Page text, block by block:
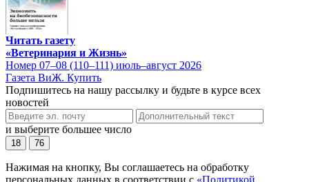
Читать газету
«Ветеринария и Жизнь»
Номер 07–08 (110–111) июль–август 2026
Газета ВиЖ. Купить
Подпишитесь на нашу рассылку и будьте в курсе всех
новостей
и выберите большее число
18 76
Нажимая на кнопку, Вы соглашаетесь на обработку
персональных данных в соответствии с «Политикой